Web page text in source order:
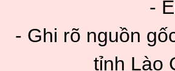
-
- Ghi rõ nguồn
tỉnh Lào